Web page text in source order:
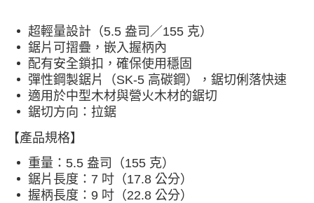
超輕量設計（5.5 盎司／155 克）
鋸片可摺疊，嵌入握柄內
配有安全鎖扣，確保使用穩固
彈性鋼製鋸片（SK-5 高碳鋼），鋸切俐落快速
適用於中型木材與營火木材的鋸切
鋸切方向：拉鋸
【產品規格】
重量：5.5 盎司（155 克）
鋸片長度：7 吋（17.8 公分）
握柄長度：9 吋（22.8 公分）